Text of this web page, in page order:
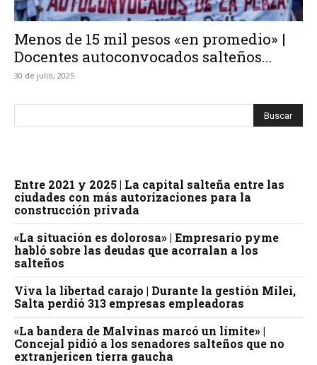
Menos de 15 mil pesos «en promedio» |
Docentes autoconvocados salteños...
30 de julio, 2025
Entre 2021 y 2025 | La capital salteña entre las
ciudades con más autorizaciones para la
construcción privada
«La situación es dolorosa» | Empresario pyme
habló sobre las deudas que acorralan a los
salteños
Viva la libertad carajo | Durante la gestión Milei,
Salta perdió 313 empresas empleadoras
«La bandera de Malvinas marcó un límite» |
Concejal pidió a los senadores salteños que no
extranjericen tierra gaucha